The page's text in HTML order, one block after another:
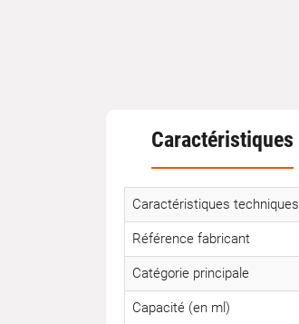
Caractéristiques
Caractéristiques techniques
Référence fabricant
Catégorie principale
Capacité (en ml)